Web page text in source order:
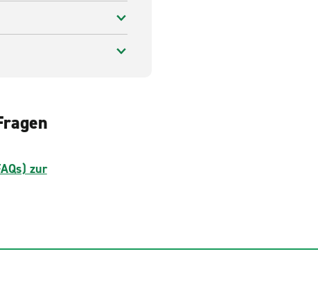
zur